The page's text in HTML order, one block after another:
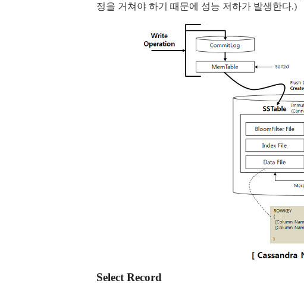
정을 거쳐야 하기 때문에 성능 저하가 발생한다.)
Select Record